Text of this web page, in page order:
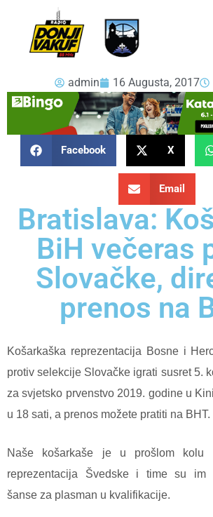
admin 16 Augusta, 2017
Facebook X
Email
Bratislava:
BiH večeras
Slovačke,
prenos na
Košarkaška reprezentacija Bosne i
protiv selekcije Slovačke igrati susret 5.
za svjetsko prvenstvo 2019. godine u
u 18 sati, a prenos možete pratiti na BHT.
Naše košarkaše je u prošlom kolu
reprezentacija Švedske i time su im
šanse za plasman u kvalifikacije.